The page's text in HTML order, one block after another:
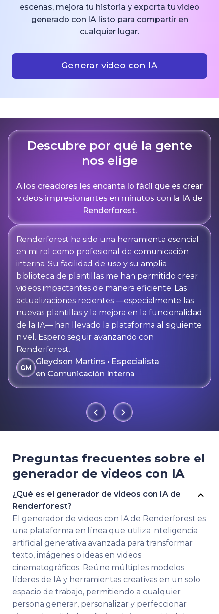
escenas, mejora tu historia y exporta tu video
generado con IA listo para compartir en
cualquier lugar.
Generar video con IA
Descubre por qué la gente
nos elige
A los creadores les encanta lo fácil que es crear
videos impresionantes en minutos con la IA de
Renderforest.
Renderforest ha sido una herramienta esencial
en mi rol como profesional de comunicación
interna. Su facilidad de uso y su amplia
biblioteca de plantillas me han permitido crear
videos impactantes de manera eficiente. Las
actualizaciones recientes —especialmente las
nuevas plantillas y la mejora en la funcionalidad
de la IA— han llevado la plataforma al siguiente
nivel. Espero seguir avanzando con
Renderforest.
GM
Gleydson Martins • Especialista
en Comunicación Interna
Preguntas frecuentes sobre el
generador de videos con IA
¿Qué es el generador de videos con IA de
Renderforest?
El generador de videos con IA de Renderforest es
una plataforma en línea que utiliza inteligencia
artificial generativa avanzada para transformar
texto, imágenes o ideas en videos
cinematográficos. Reúne múltiples modelos
líderes de IA y herramientas creativas en un solo
espacio de trabajo, permitiendo a cualquier
persona generar, personalizar y perfeccionar